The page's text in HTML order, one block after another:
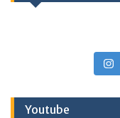
Youtube